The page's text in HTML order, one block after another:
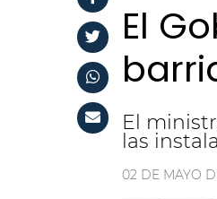
El
El
las
02 DE MAYO